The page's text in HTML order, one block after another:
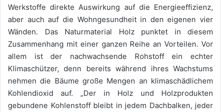
Werkstoffe direkte Auswirkung auf die Energieeffizienz,
aber auch auf die Wohngesundheit in den eigenen vier
Wänden. Das Naturmaterial Holz punktet in diesem
Zusammenhang mit einer ganzen Reihe an Vorteilen. Vor
allem ist der nachwachsende Rohstoff ein echter
Klimaschützer, denn bereits während ihres Wachstums
nehmen die Bäume große Mengen an klimaschädlichem
Kohlendioxid auf. „Der in Holz und Holzprodukten
gebundene Kohlenstoff bleibt in jedem Dachbalken, jeder